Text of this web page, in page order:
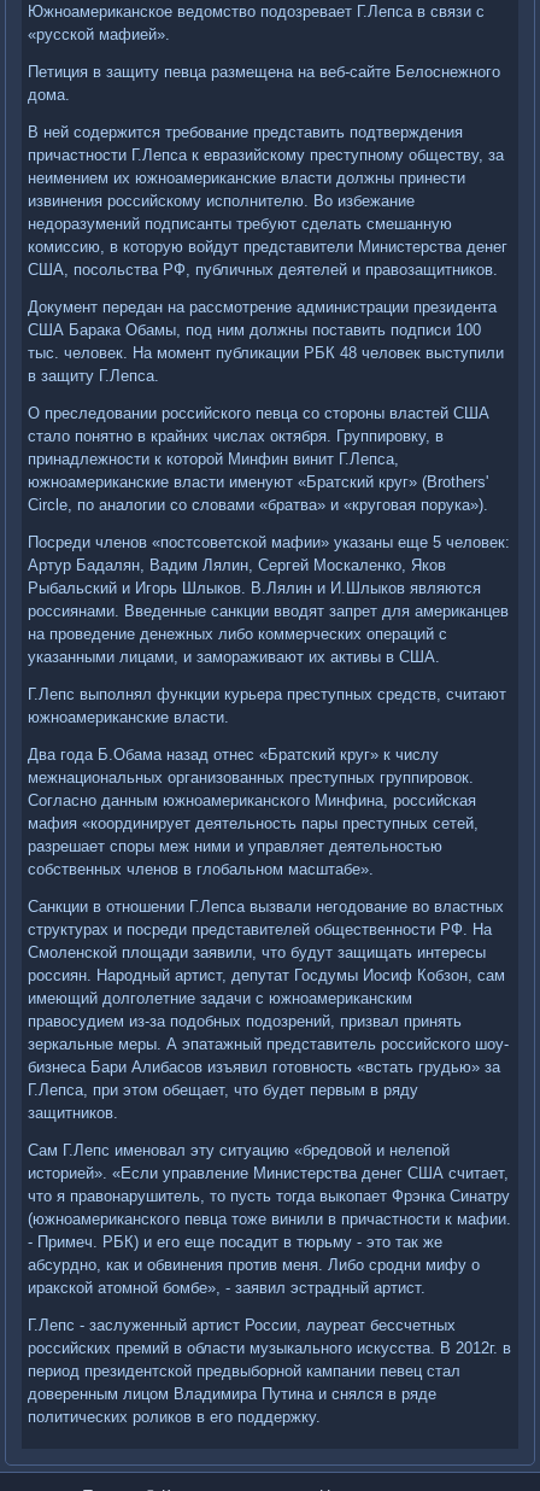
Южноамериканское ведомство подозревает Г.Лепса в связи с
«русской мафией».
Петиция в защиту певца размещена на веб-сайте Белоснежного
дома.
В ней содержится требование представить подтверждения
причастности Г.Лепса к евразийскому преступному обществу, за
неимением их южноамериканские власти должны принести
извинения российскому исполнителю. Во избежание
недоразумений подписанты требуют сделать смешанную
комиссию, в которую войдут представители Министерства денег
США, посольства РФ, публичных деятелей и правозащитников.
Документ передан на рассмотрение администрации президента
США Барака Обамы, под ним должны поставить подписи 100
тыс. человек. На момент публикации РБК 48 человек выступили
в защиту Г.Лепса.
О преследовании российского певца со стороны властей США
стало понятно в крайних числах октября. Группировку, в
принадлежности к которой Минфин винит Г.Лепса,
южноамериканские власти именуют «Братский круг» (Brothers'
Circle, по аналогии со словами «братва» и «круговая порука»).
Посреди членов «постсоветской мафии» указаны еще 5 человек:
Артур Бадалян, Вадим Лялин, Сергей Москаленко, Яков
Рыбальский и Игорь Шлыков. В.Лялин и И.Шлыков являются
россиянами. Введенные санкции вводят запрет для американцев
на проведение денежных либо коммерческих операций с
указанными лицами, и замораживают их активы в США.
Г.Лепс выполнял функции курьера преступных средств, считают
южноамериканские власти.
Два года Б.Обама назад отнес «Братский круг» к числу
межнациональных организованных преступных группировок.
Согласно данным южноамериканского Минфина, российская
мафия «координирует деятельность пары преступных сетей,
разрешает споры меж ними и управляет деятельностью
собственных членов в глобальном масштабе».
Санкции в отношении Г.Лепса вызвали негодование во властных
структурах и посреди представителей общественности РФ. На
Смоленской площади заявили, что будут защищать интересы
россиян. Народный артист, депутат Госдумы Иосиф Кобзон, сам
имеющий долголетние задачи с южноамериканским
правосудием из-за подобных подозрений, призвал принять
зеркальные меры. А эпатажный представитель российского шоу-
бизнеса Бари Алибасов изъявил готовность «встать грудью» за
Г.Лепса, при этом обещает, что будет первым в ряду
защитников.
Сам Г.Лепс именовал эту ситуацию «бредовой и нелепой
историей». «Если управление Министерства денег США считает,
что я правонарушитель, то пусть тогда выкопает Фрэнка Синатру
(южноамериканского певца тоже винили в причастности к мафии.
- Примеч. РБК) и его еще посадит в тюрьму - это так же
абсурдно, как и обвинения против меня. Либо сродни мифу о
иракской атомной бомбе», - заявил эстрадный артист.
Г.Лепс - заслуженный артист России, лауреат бессчетных
российских премий в области музыкального искусства. В 2012г. в
период президентской предвыборной кампании певец стал
доверенным лицом Владимира Путина и снялся в ряде
политических роликов в его поддержку.